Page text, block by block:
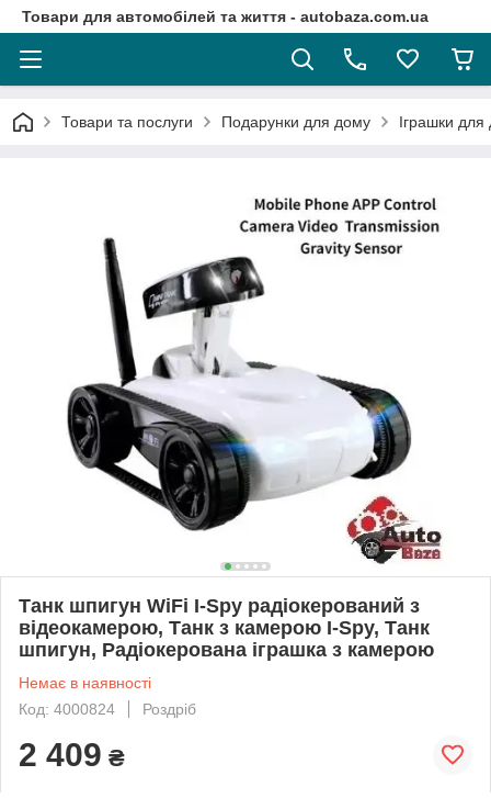
Товари для автомобілей та життя - autobaza.com.ua
Товари та послуги Подарунки для дому Іграшки для
Танк шпигун WiFi I-Spy радіокерований з
відеокамерою, Танк з камерою I-Spy, Танк
шпигун, Радіокерована іграшка з камерою
Немає в наявності
Код: 4000824
Роздріб
2 409 ₴